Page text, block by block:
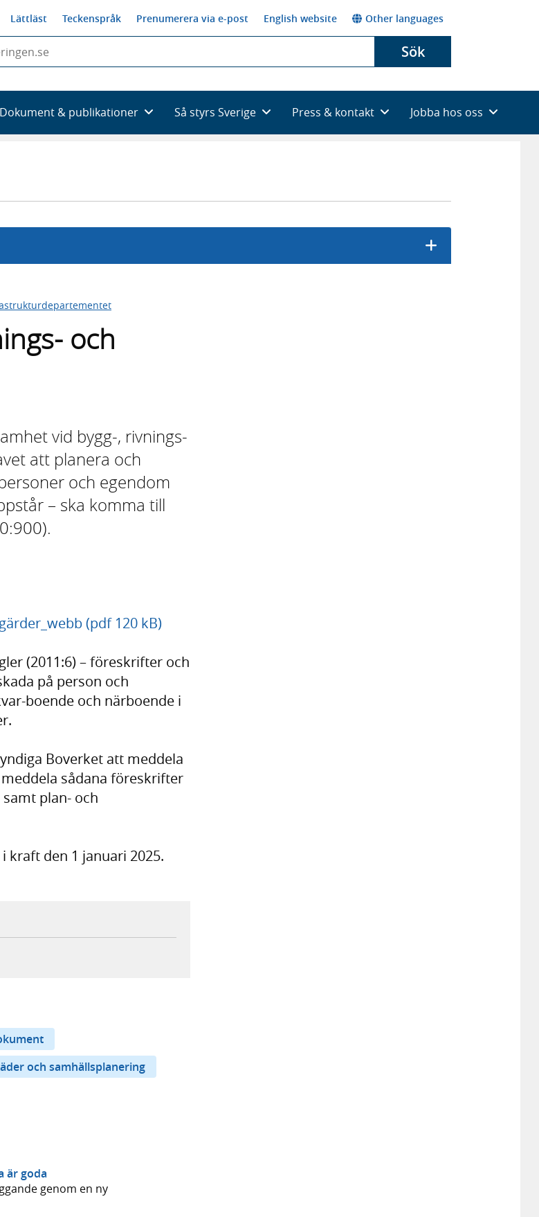
Lättläst Teckenspråk Prenumerera via e-post English website Other languages
Sök
Dokument & publikationer Så styrs Sverige Press & kontakt Jobba hos oss
och
vid bygg-, rivnings-
att planera och
och egendom
– ska komma till
(pdf 120 kB)
(2011:6) – föreskrifter och
på person och
boende och närboende i
Boverket att meddela
sådana föreskrifter
plan- och
kraft den 1 januari 2025.
och samhällsplanering
är goda
genom en ny